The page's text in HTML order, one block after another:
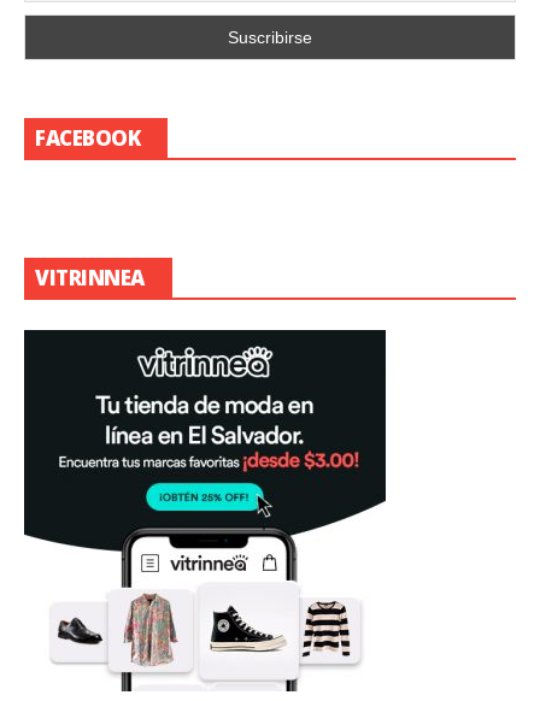
FACEBOOK
VITRINNEA